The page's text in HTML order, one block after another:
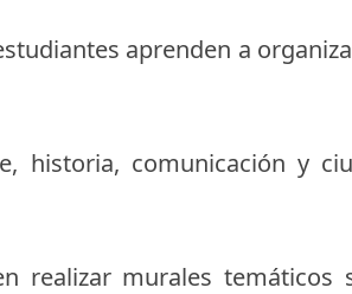
aprenden a
historia, comunicación y
realizar murales temáticos